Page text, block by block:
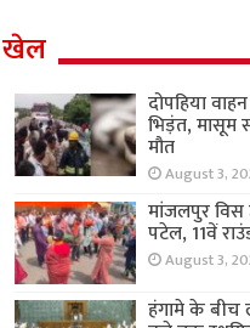
खेल
दोपहिया
भिड़ंत, मासूम
मौत
August 3,
मांजलपुर विस
पटेल, 11वें
August 3,
हंगामे के बीच